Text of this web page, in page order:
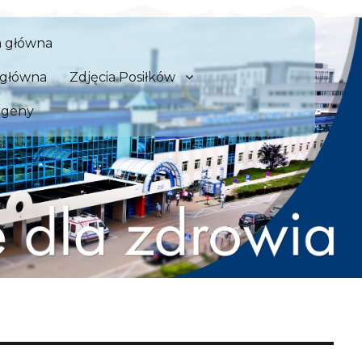
Kliniczny we
zdrowia
główna
Zdjęcia Posiłków